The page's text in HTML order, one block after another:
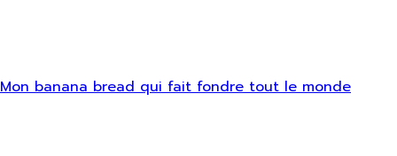
Mon banana bread qui fait fondre tout le monde